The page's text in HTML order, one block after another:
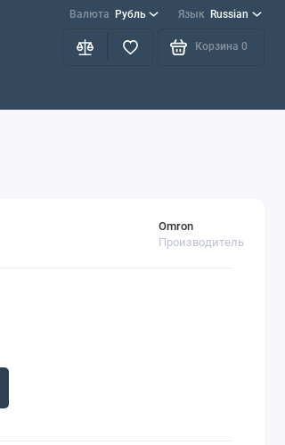
Валюта Рубль Язык Russian
Корзина 0
Omron
Производитель